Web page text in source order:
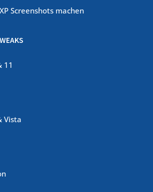
Screenshots machen
11
Vista